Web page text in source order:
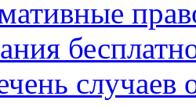
случаев